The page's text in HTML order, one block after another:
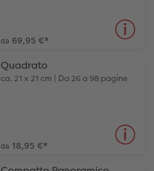
da 69,95 €*
Quadrato
ca. 21 x 21 cm | Da 26 a 98 pagine
da 18,95 €*